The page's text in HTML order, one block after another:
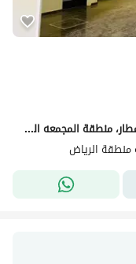
شقة تحتوي على غرفتي نوم للإيجار في حي المطار، منطقة المجمعه الرياض
منطقة الرياض